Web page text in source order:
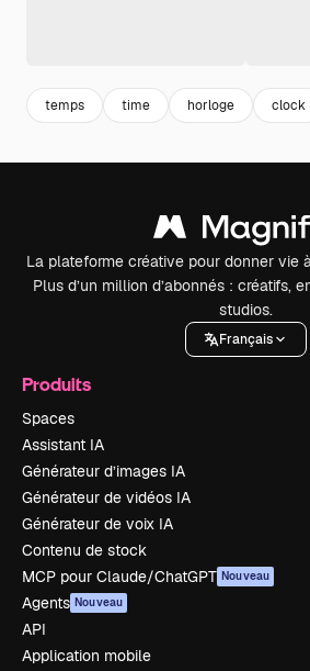
temps time horloge clock
La plateforme créative pour donner vie
Plus d’un million d’abonnés : créatifs,
studios.
Français
Produits
Spaces
Assistant IA
Générateur d’images IA
Générateur de vidéos IA
Générateur de voix IA
Contenu de stock
MCP pour Claude/ChatGPT Nouveau
Agents Nouveau
API
Application mobile